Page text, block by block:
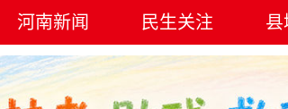
河南新闻 民生关注 县